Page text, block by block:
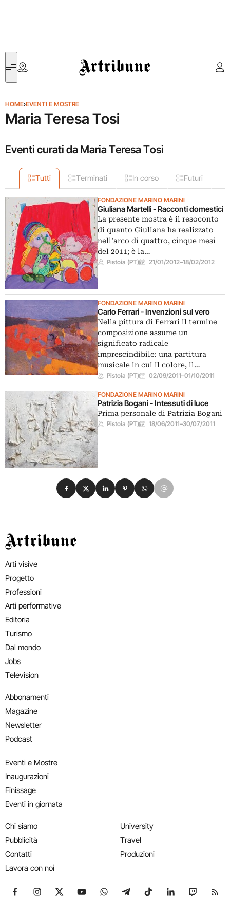
Artribune
HOME›EVENTI E MOSTRE
Maria Teresa Tosi
Eventi curati da Maria Teresa Tosi
Tutti Terminati In corso Futuri
FONDAZIONE MARINO MARINI
Giuliana Martelli - Racconti domestici
La presente mostra è il resoconto
di quanto Giuliana ha realizzato
nell’arco di quattro, cinque mesi
del 2011; è la…
Pistoia (PT) 21/01/2012–18/02/2012
FONDAZIONE MARINO MARINI
Carlo Ferrari - Invenzioni sul vero
Nella pittura di Ferrari il termine
composizione assume un
significato radicale
imprescindibile: una partitura
musicale in cui il colore, il…
Pistoia (PT) 02/09/2011–01/10/2011
FONDAZIONE MARINO MARINI
Patrizia Bogani - Intessuti di luce
Prima personale di Patrizia Bogani
Pistoia (PT) 18/06/2011–30/07/2011
Condividi su Facebook
Condividi su X
Condividi su LinkedIn
Condividi su Pinterest
Condividi su WhatsApp
Condividi su Email
Artribune
Arti visive
Progetto
Professioni
Arti performative
Editoria
Turismo
Dal mondo
Jobs
Television
Abbonamenti
Magazine
Newsletter
Podcast
Eventi e Mostre
Inaugurazioni
Finissage
Eventi in giornata
Chi siamo
Pubblicità
Contatti
Lavora con noi
University
Travel
Produzioni
Seguici su Facebook
Seguici su Instagram
Seguici su X
Seguici su YouTube
Seguici su WhatsApp
Seguici su Telegram
Seguici su TikTok
Seguici su
Seguici